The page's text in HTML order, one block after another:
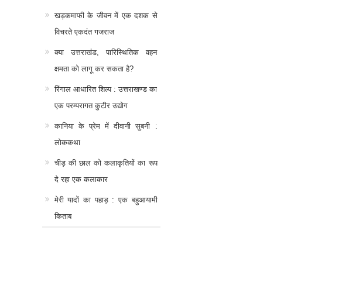
खड़कमाफी के जीवन में एक दशक से
विचरते एकदंत गजराज
क्या उत्तराखंड, पारिस्थितिक वहन
क्षमता को लागू कर सकता है?
रिंगाल आधारित शिल्प : उत्तराखण्ड का
एक परम्परागत कुटीर उद्योग
कानिया के प्रेम में दीवानी सुबनी :
लोककथा
चीड़ की छाल को कलाकृतियों का रूप
दे रहा एक कलाकार
मेरी यादों का पहाड़ : एक बहुआयामी
किताब